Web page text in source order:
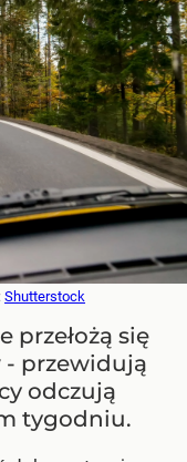
Shutterstock
przełożą się
- przewidują
odczują
tygodniu.